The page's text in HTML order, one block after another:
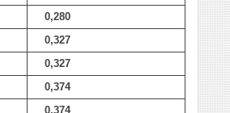
0,280
0,327
0,327
0,374
0,374